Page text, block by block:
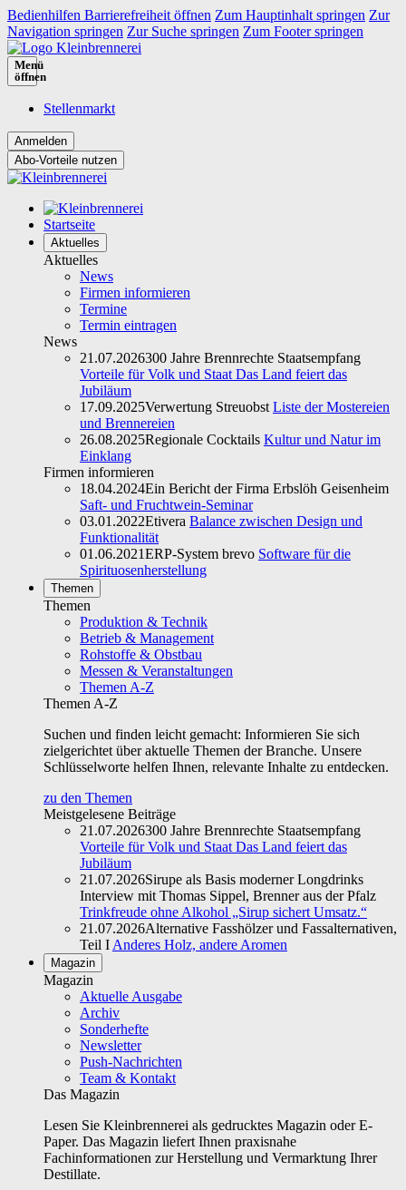
Bedienhilfen Barrierefreiheit öffnen Zum Hauptinhalt springen Zur
Navigation springen Zur Suche springen Zum Footer springen
Menü
öffnen
Stellenmarkt
Abo-Vorteile nutzen
Startseite
Aktuelles
Aktuelles
News
Firmen informieren
Termine
Termin eintragen
News
21.07.2026300 Jahre Brennrechte Staatsempfang
Vorteile für Volk und Staat Das Land feiert das
Jubiläum
17.09.2025Verwertung Streuobst Liste der Mostereien
und Brennereien
26.08.2025Regionale Cocktails Kultur und Natur im
Einklang
Firmen informieren
18.04.2024Ein Bericht der Firma Erbslöh Geisenheim
Saft- und Fruchtwein-Seminar
03.01.2022Etivera Balance zwischen Design und
Funktionalität
01.06.2021ERP-System brevo Software für die
Spirituosenherstellung
Themen
Themen
Produktion & Technik
Betrieb & Management
Rohstoffe & Obstbau
Messen & Veranstaltungen
Themen A-Z
Themen A-Z
Suchen und finden leicht gemacht: Informieren Sie sich
zielgerichtet über aktuelle Themen der Branche. Unsere
Schlüsselworte helfen Ihnen, relevante Inhalte zu entdecken.
zu den Themen
Meistgelesene Beiträge
21.07.2026300 Jahre Brennrechte Staatsempfang
Vorteile für Volk und Staat Das Land feiert das
Jubiläum
21.07.2026Sirupe als Basis moderner Longdrinks
Interview mit Thomas Sippel, Brenner aus der Pfalz
Trinkfreude ohne Alkohol „Sirup sichert Umsatz.“
21.07.2026Alternative Fasshölzer und Fassalternativen,
Teil I Anderes Holz, andere Aromen
Magazin
Magazin
Aktuelle Ausgabe
Archiv
Sonderhefte
Newsletter
Push-Nachrichten
Team & Kontakt
Das Magazin
Lesen Sie Kleinbrennerei als gedrucktes Magazin oder E-
Paper. Das Magazin liefert Ihnen praxisnahe
Fachinformationen zur Herstellung und Vermarktung Ihrer
Destillate.